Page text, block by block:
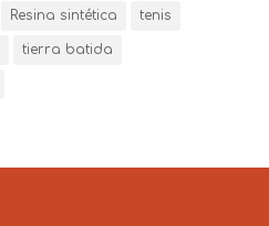
Resina sintética tenis
tierra batida